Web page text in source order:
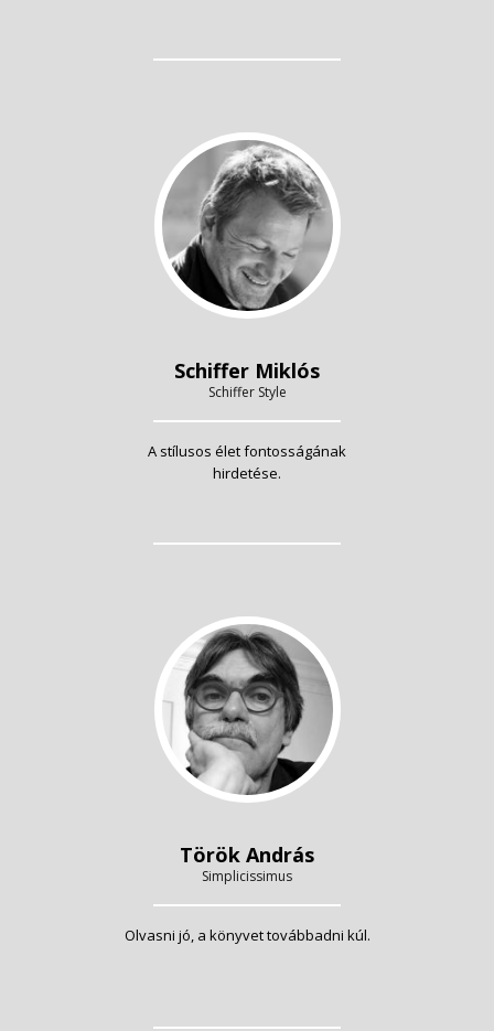
Schiffer Miklós
Schiffer Style
A stílusos élet fontosságának
hirdetése.
Török András
Simplicissimus
Olvasni jó, a könyvet továbbadni kúl.